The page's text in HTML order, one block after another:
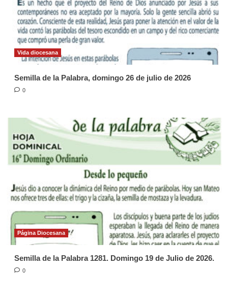
Vida diocesana
Semilla de la Palabra, domingo 26 de julio de 2026
0
Página Diocesana
Semilla de la Palabra 1281. Domingo 19 de Julio de 2026.
0